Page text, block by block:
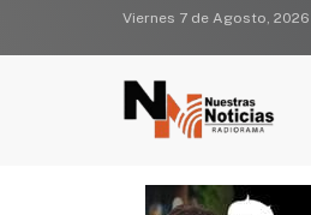
Viernes 7 de Agosto, 2026